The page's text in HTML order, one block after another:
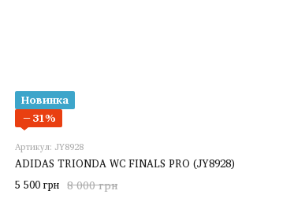
Новинка
−31%
Артикул: JY8928
ADIDAS TRIONDA WC FINALS PRO (JY8928)
8 000 грн
5 500 грн